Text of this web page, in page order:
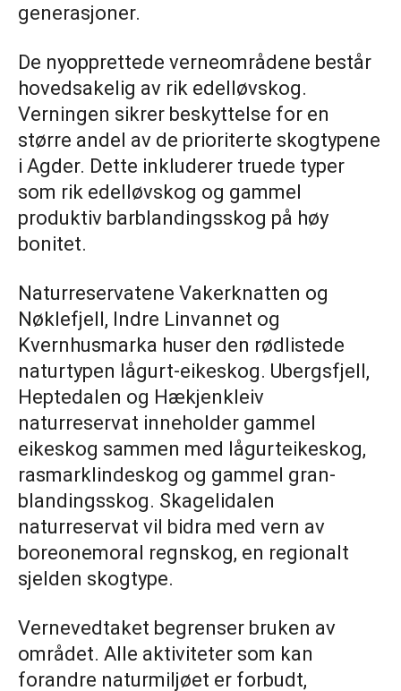
generasjoner.
De nyopprettede verneområdene består
hovedsakelig av rik edelløvskog.
Verningen sikrer beskyttelse for en
større andel av de prioriterte skogtypene
i Agder. Dette inkluderer truede typer
som rik edelløvskog og gammel
produktiv barblandingsskog på høy
bonitet.
Naturreservatene Vakerknatten og
Nøklefjell, Indre Linvannet og
Kvernhusmarka huser den rødlistede
naturtypen lågurt-eikeskog. Ubergsfjell,
Heptedalen og Hækjenkleiv
naturreservat inneholder gammel
eikeskog sammen med lågurteikeskog,
rasmarklindeskog og gammel gran-
blandingsskog. Skagelidalen
naturreservat vil bidra med vern av
boreonemoral regnskog, en regionalt
sjelden skogtype.
Vernevedtaket begrenser bruken av
området. Alle aktiviteter som kan
forandre naturmiljøet er forbudt,